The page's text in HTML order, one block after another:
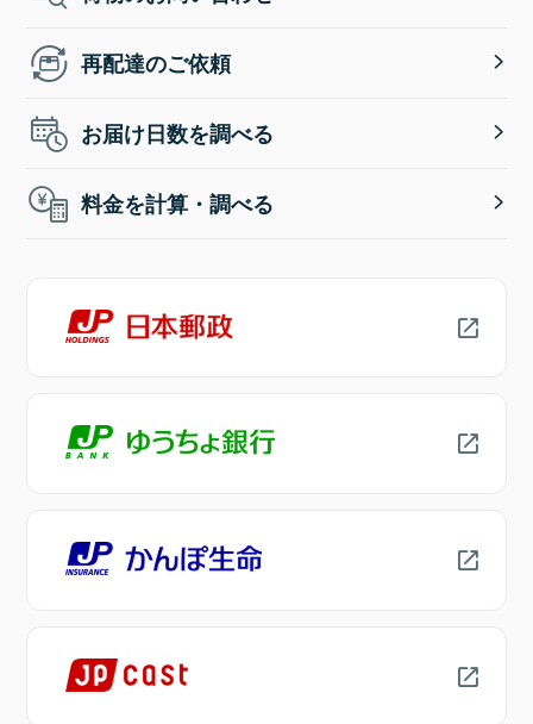
再配達のご依頼
お届け日数を調べる
料金を計算・調べる